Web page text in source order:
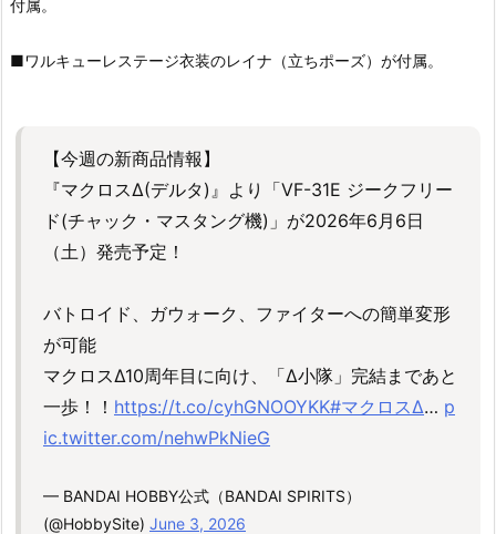
付属。
■ワルキューレステージ衣装のレイナ（立ちポーズ）が付属。
【今週の新商品情報】
『マクロスΔ(デルタ)』より「VF-31E ジークフリー
ド(チャック・マスタング機)」が2026年6月6日
（土）発売予定！
バトロイド、ガウォーク、ファイターへの簡単変形
が可能
マクロスΔ10周年目に向け、「Δ小隊」完結まであと
一歩！！ https://t.co/cyhGNOOYKK#マクロスΔ… p
ic.twitter.com/nehwPkNieG
— BANDAI HOBBY公式（BANDAI SPIRITS）
(@HobbySite) June 3, 2026